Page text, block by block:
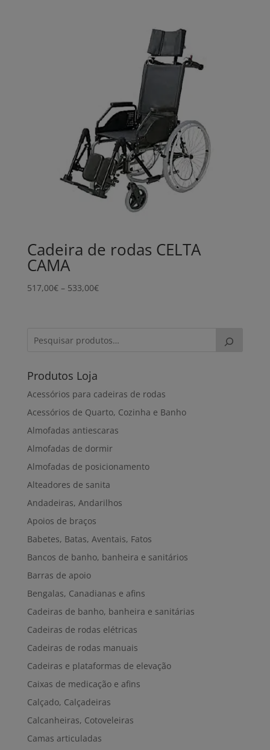
Cadeira de rodas CELTA
CAMA
517,00€ – 533,00€Price
533,00€
Produtos Loja
Acessórios para cadeiras de rodas
Acessórios de Quarto, Cozinha e Banho
Almofadas antiescaras
Almofadas de dormir
Almofadas de posicionamento
Alteadores de sanita
Andadeiras, Andarilhos
Apoios de braços
Babetes, Batas, Aventais, Fatos
Bancos de banho, banheira e sanitários
Barras de apoio
Bengalas, Canadianas e afins
Cadeiras de banho, banheira e sanitárias
Cadeiras de rodas elétricas
Cadeiras de rodas manuais
Cadeiras e plataformas de elevação
Caixas de medicação e afins
Calçado, Calçadeiras
Calcanheiras, Cotoveleiras
Camas articuladas